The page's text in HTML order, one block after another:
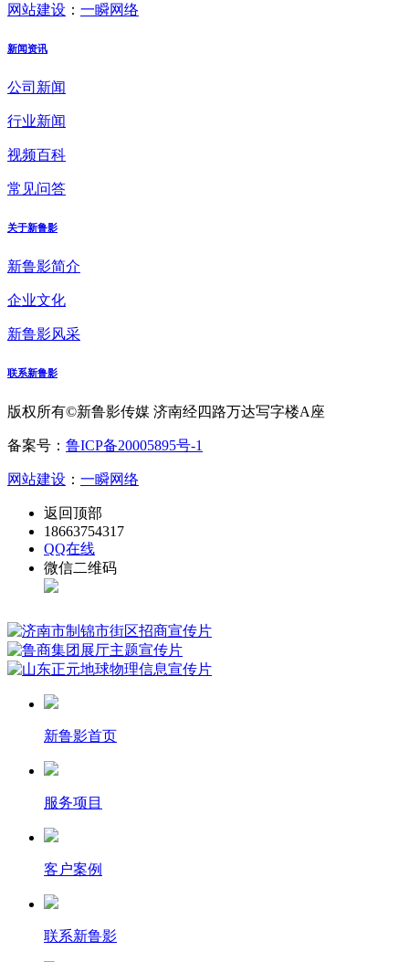
网站建设 ： 一瞬网络
新闻资讯
公司新闻
行业新闻
视频百科
常见问答
关于新鲁影
新鲁影简介
企业文化
新鲁影风采
联系新鲁影
版权所有©新鲁影传媒 济南经四路万达写字楼A座
备案号： 鲁ICP备20005895号-1
网站建设 ： 一瞬网络
返回顶部
18663754317
QQ在线
微信二维码
新鲁影首页
服务项目
客户案例
联系新鲁影